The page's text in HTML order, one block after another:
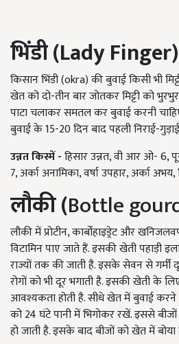
भिंडी (Lady Finger)
किसान भिंडी (okra) की बुवाई किसी भी
खेत को दो-तीन बार जोतकर मिट्टी को
पाटा चलाकर समतल कर बुवाई करनी
बुवाई के 15-20 दिन बाद पहली निराई-
उन्नत किस्में -हिसार उन्नत, वी आर ओ- 6,
7, अर्का अनामिका, वर्षा उपहार, अर्का
लौकी (Bottle
लौकी में प्रोटीन, कार्बोहाइड्रेट और
विटामिन पाए जाते हैं. इसकी खेती पहाड़ी
राज्यों तक की जाती है. इसके सेवन से गर्मी
रोगों को भी दूर भगाती है. इसकी खेती के
आवश्यकता होती है. सीधे खेत में बुवाई
को 24 घंटे पानी में भिगोकर रखें. इससे
हो जाती है. इसके बाद बीजों को खेत में